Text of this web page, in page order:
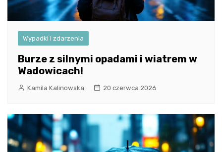
Wypadki i zdarzenia
Burze z silnymi opadami i wiatrem w
Wadowicach!
Kamila Kalinowska 20 czerwca 2026